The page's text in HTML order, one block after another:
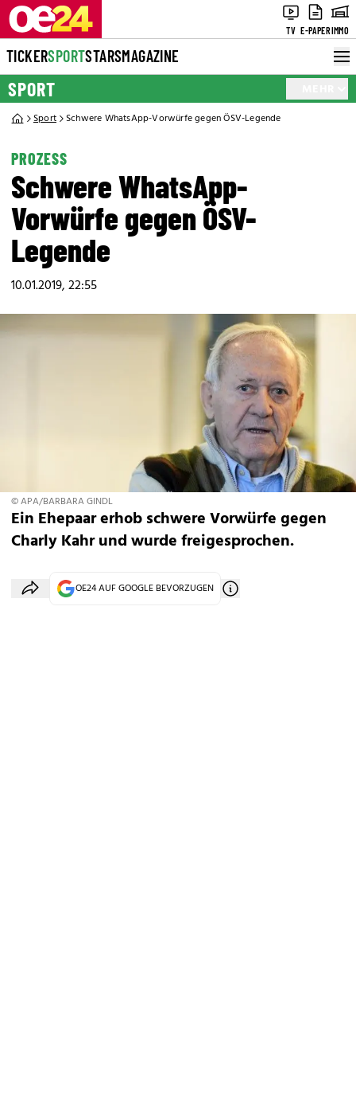
TV E-PAPERIMMO
TICKERSPORTSTARSMAGAZINE
SPORT
Sport Schwere WhatsApp-Vorwürfe gegen ÖSV-Legende
PROZESS
Schwere WhatsApp-
Vorwürfe gegen ÖSV-
Legende
10.01.2019, 22:55
© APA/BARBARA GINDL
Ein Ehepaar erhob schwere Vorwürfe gegen
Charly Kahr und wurde freigesprochen.
OE24 AUF GOOGLE BEVORZUGEN